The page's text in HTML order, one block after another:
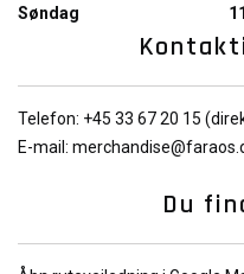
Søndag
Telefon: +45 33 67 20 15
E-mail:
Du